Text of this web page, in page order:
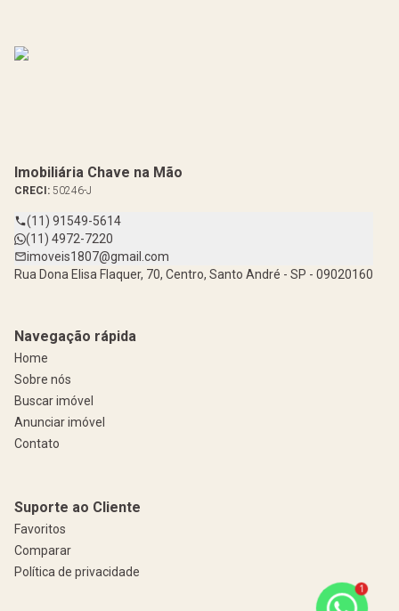
Imobiliária Chave na Mão
CRECI: 50246-J
(11) 91549-5614
(11) 4972-7220
imoveis1807@gmail.com
Rua Dona Elisa Flaquer, 70, Centro, Santo André - SP - 09020160
Navegação rápida
Home
Sobre nós
Buscar imóvel
Anunciar imóvel
Contato
Suporte ao Cliente
Favoritos
Comparar
Política de privacidade
1